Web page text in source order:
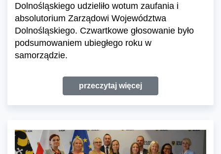
Dolnośląskiego udzieliło wotum zaufania i
absolutorium Zarządowi Województwa
Dolnośląskiego. Czwartkowe głosowanie było
podsumowaniem ubiegłego roku w
samorządzie.
przeczytaj więcej